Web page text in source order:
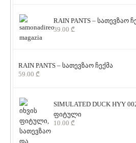
RAIN PANTS – სათევზაო
39.00 ₾
RAIN PANTS – სათევზაო ჩექმა
59.00 ₾
SIMULATED DUCK HYY
ფიტული
10.00 ₾